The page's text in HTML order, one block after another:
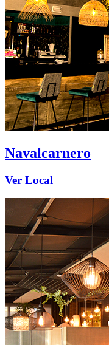
Navalcarnero
Ver Local